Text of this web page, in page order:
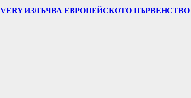
ИЗЛЪЧВА ЕВРОПЕЙСКОТО